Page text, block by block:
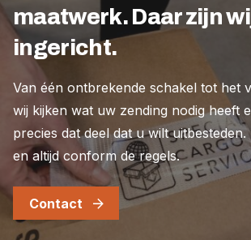
maatwerk. Daar zijn
ingericht.
Van één ontbrekende schakel tot het
wij kijken wat uw zending nodig heeft
precies dat deel dat u wilt
en altijd conform de regels.
Contact